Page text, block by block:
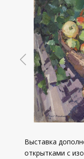
Выставка
открытками с